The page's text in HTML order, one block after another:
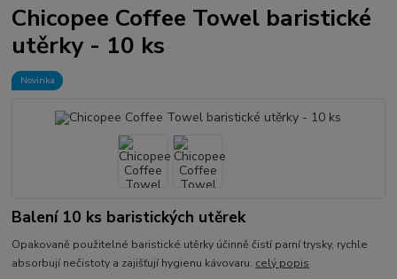
Chicopee Coffee Towel baristické
utěrky - 10 ks
Novinka
Balení 10 ks baristických utěrek
Opakovaně použitelné baristické utěrky účinně čistí parní trysky, rychle
absorbují nečistoty a zajišťují hygienu kávovaru. celý popis